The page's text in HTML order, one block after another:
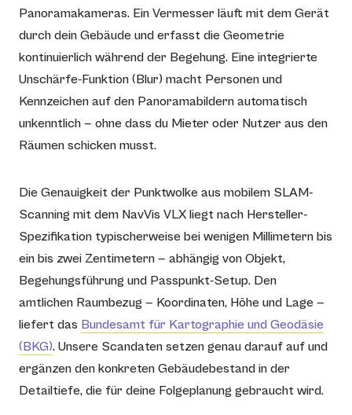
Panoramakameras. Ein Vermesser läuft mit dem Gerät
durch dein Gebäude und erfasst die Geometrie
kontinuierlich während der Begehung. Eine integrierte
Unschärfe-Funktion (Blur) macht Personen und
Kennzeichen auf den Panoramabildern automatisch
unkenntlich — ohne dass du Mieter oder Nutzer aus den
Räumen schicken musst.
Die Genauigkeit der Punktwolke aus mobilem SLAM-
Scanning mit dem NavVis VLX liegt nach Hersteller-
Spezifikation typischerweise bei wenigen Millimetern bis
ein bis zwei Zentimetern — abhängig von Objekt,
Begehungsführung und Passpunkt-Setup. Den
amtlichen Raumbezug — Koordinaten, Höhe und Lage —
liefert das Bundesamt für Kartographie und Geodäsie
(BKG). Unsere Scandaten setzen genau darauf auf und
ergänzen den konkreten Gebäudebestand in der
Detailtiefe, die für deine Folgeplanung gebraucht wird.